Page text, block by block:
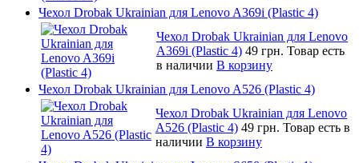
Чехол Drobak Ukrainian для Lenovo A369i (Plastic 4)
Чехол Drobak Ukrainian для Lenovo
A369i (Plastic 4) 49 грн. Товар есть
в наличии В корзину
Чехол Drobak Ukrainian для Lenovo A526 (Plastic 4)
Чехол Drobak Ukrainian для Lenovo
A526 (Plastic 4) 49 грн. Товар есть в
наличии В корзину